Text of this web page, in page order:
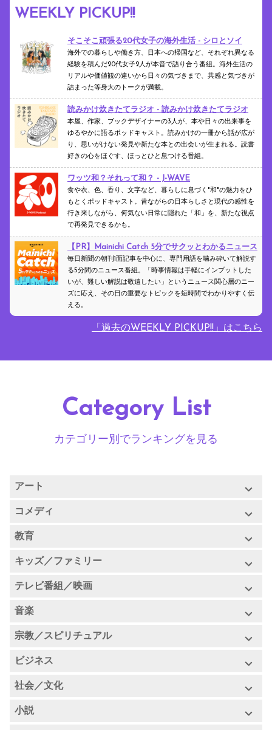
WEEKLY PICKUP!!
そこそこ頑張る20代女子の海外生活 - シロとソイ
海外での暮らしや働き方、日本への帰国など、それぞれ異なる
経験を積んだ20代女子2人が本音で語り合う番組。海外生活の
リアルや価値観の違いから日々の気づきまで、共感と気づきが
詰まった等身大のトークが満載。
読みかけ炊きたてラジオ - 読みかけ炊きたてラジオ
本屋、作家、ブックデザイナーの3人が、本や日々の出来事を
ゆるやかに語るポッドキャスト。読みかけの一冊から話が広が
り、思いがけない発見や新たな本との出会いが生まれる。読書
好きの心をほぐす、ほっとひと息つける番組。
ワッツ和？それって和？ - J-WAVE
食や衣、色、香り、文字など、暮らしに息づく"和"の魅力をひ
もとくポッドキャスト。昔ながらの日本らしさと現代の感性を
行き来しながら、何気ない日常に隠れた「和」を、新たな視点
で再発見できるかも。
【PR】 Mainichi Catch 5分でサクッとわかるニュース
毎日新聞の朝刊1面記事を中心に、専門用語を噛み砕いて解説す
る5分間のニュース番組。「時事情報は手軽にインプットした
いが、難しい解説は敬遠したい」というニュース関心層のニー
ズに応え、その日の重要なトピックを短時間でわかりやすく伝
える。
「過去のWEEKLY PICKUP!!」はこちら
Category List
カテゴリー別でランキングを見る
アート
アート(すべて)
フード
デザイン
パフォーマンスアート
コメディ
コメディ(すべて)
即興コメディ
コメディ・インタビュー
スタンドアップ・コメディ
教育
教育(すべて)
言語学習
ハウツー
自己啓発
キッズ／ファミリー
キッズ／ファミリー(すべて)
子どもの教育
子どもの読みもの
子育て
テレビ番組／映画
テレビ番組／映画(すべて)
TV番組レビュー
バックステージ
映画レビュー
音楽
音楽(すべて)
音楽解説
音楽史
音楽インタビュー
宗教／スピリチュアル
宗教／スピリチュアル(すべて)
仏教
キリスト教
ビジネス
ビジネス(すべて)
キャリア
社会／文化
社会／文化(すべて)
小説